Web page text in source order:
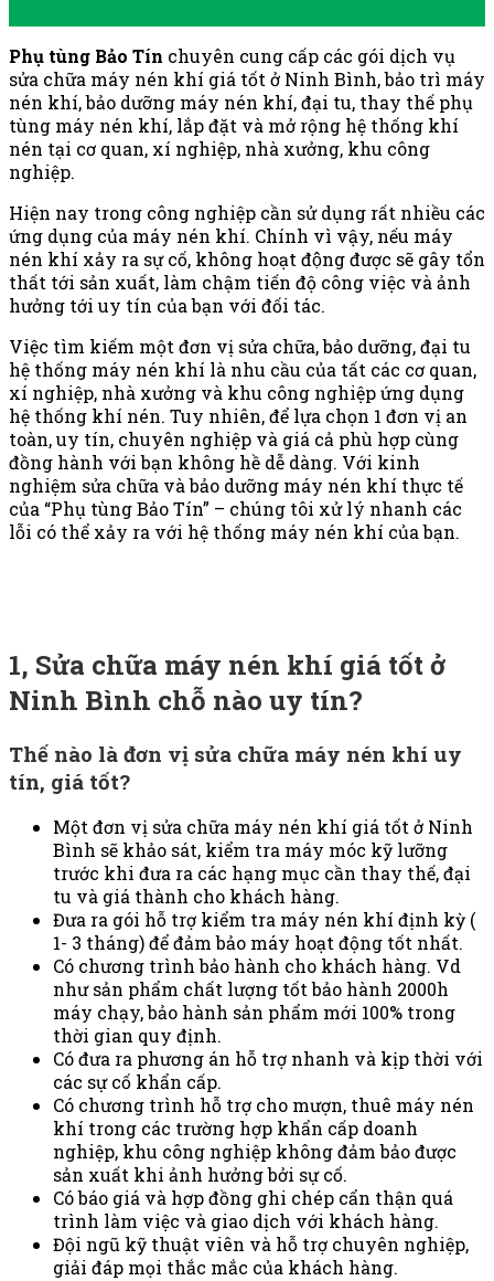
Phụ tùng Bảo Tín chuyên cung cấp các gói dịch vụ
sửa chữa máy nén khí giá tốt ở Ninh Bình, bảo trì máy
nén khí, bảo dưỡng máy nén khí, đại tu, thay thế phụ
tùng máy nén khí, lắp đặt và mở rộng hệ thống khí
nén tại cơ quan, xí nghiệp, nhà xưởng, khu công
nghiệp.
Hiện nay trong công nghiệp cần sử dụng rất nhiều các
ứng dụng của máy nén khí. Chính vì vậy, nếu máy
nén khí xảy ra sự cố, không hoạt động được sẽ gây tổn
thất tới sản xuất, làm chậm tiến độ công việc và ảnh
hưởng tới uy tín của bạn với đối tác.
Việc tìm kiếm một đơn vị sửa chữa, bảo dưỡng, đại tu
hệ thống máy nén khí là nhu cầu của tất các cơ quan,
xí nghiệp, nhà xưởng và khu công nghiệp ứng dụng
hệ thống khí nén. Tuy nhiên, để lựa chọn 1 đơn vị an
toàn, uy tín, chuyên nghiệp và giá cả phù hợp cùng
đồng hành với bạn không hề dễ dàng. Với kinh
nghiệm sửa chữa và bảo dưỡng máy nén khí thực tế
của “Phụ tùng Bảo Tín” – chúng tôi xử lý nhanh các
lỗi có thể xảy ra với hệ thống máy nén khí của bạn.
1, Sửa chữa máy nén khí giá tốt ở
Ninh Bình chỗ nào uy tín?
Thế nào là đơn vị sửa chữa máy nén khí uy
tín, giá tốt?
Một đơn vị sửa chữa máy nén khí giá tốt ở Ninh
Bình sẽ khảo sát, kiểm tra máy móc kỹ lưỡng
trước khi đưa ra các hạng mục cần thay thế, đại
tu và giá thành cho khách hàng.
Đưa ra gói hỗ trợ kiểm tra máy nén khí định kỳ (
1- 3 tháng) để đảm bảo máy hoạt động tốt nhất.
Có chương trình bảo hành cho khách hàng. Vd
như sản phẩm chất lượng tốt bảo hành 2000h
máy chạy, bảo hành sản phẩm mới 100% trong
thời gian quy định.
Có đưa ra phương án hỗ trợ nhanh và kịp thời với
các sự cố khẩn cấp.
Có chương trình hỗ trợ cho mượn, thuê máy nén
khí trong các trường hợp khẩn cấp doanh
nghiệp, khu công nghiệp không đảm bảo được
sản xuất khi ảnh hưởng bởi sự cố.
Có báo giá và hợp đồng ghi chép cẩn thận quá
trình làm việc và giao dịch với khách hàng.
Đội ngũ kỹ thuật viên và hỗ trợ chuyên nghiệp,
giải đáp mọi thắc mắc của khách hàng.